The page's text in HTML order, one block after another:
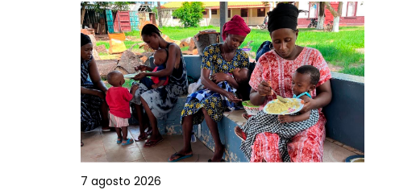
7 agosto 2026